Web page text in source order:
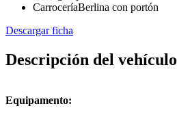
CarroceríaBerlina con portón
Descargar ficha
Descripción del vehículo
Equipamento: